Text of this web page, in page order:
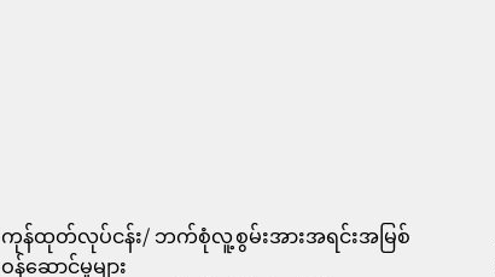
ကုန်ထုတ်လုပ်ငန်း/ ဘက်စုံလူ့စွမ်းအားအရင်းအမြစ်
ဝန်ဆောင်မှုများ